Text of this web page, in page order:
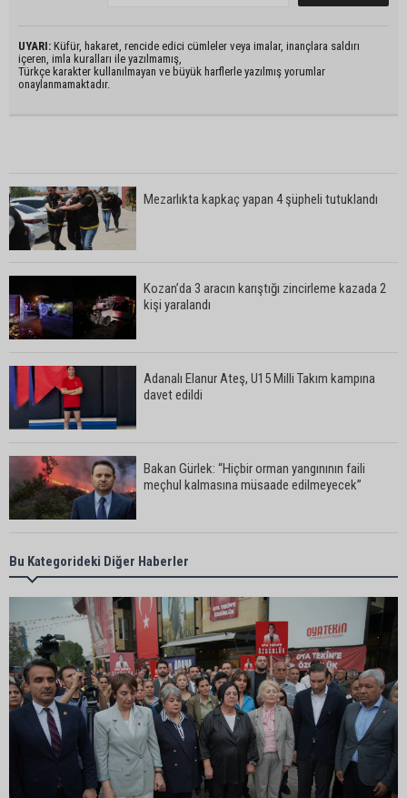
UYARI: Küfür, hakaret, rencide edici cümleler veya imalar, inançlara saldırı
içeren, imla kuralları ile yazılmamış,
Türkçe karakter kullanılmayan ve büyük harflerle yazılmış yorumlar
onaylanmamaktadır.
Mezarlıkta kapkaç yapan 4 şüpheli tutuklandı
Kozan’da 3 aracın karıştığı zincirleme kazada 2
kişi yaralandı
Adanalı Elanur Ateş, U15 Milli Takım kampına
davet edildi
Bakan Gürlek: “Hiçbir orman yangınının faili
meçhul kalmasına müsaade edilmeyecek”
Öğrenci affı yürürlüğe girdi: Üniversiteye dönüş
için 4 ay süre
Sarıçam’da tarım alanlarında hastalık ve zararlı
denetimi
Adanalı iki teknik direktör Trendyol 1. Lig’de
görev yapacak
Bu Kategorideki Diğer Haberler